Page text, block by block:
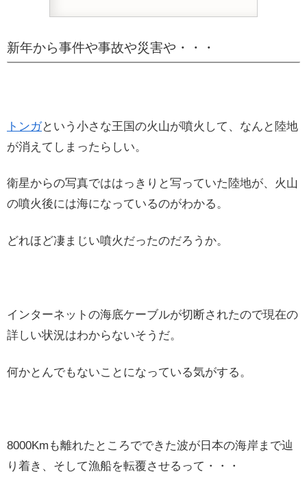
新年から事件や事故や災害や・・・
トンガという小さな王国の火山が噴火して、なんと陸地
が消えてしまったらしい。
衛星からの写真でははっきりと写っていた陸地が、火山
の噴火後には海になっているのがわかる。
どれほど凄まじい噴火だったのだろうか。
インターネットの海底ケーブルが切断されたので現在の
詳しい状況はわからないそうだ。
何かとんでもないことになっている気がする。
8000Kmも離れたところでできた波が日本の海岸まで辿
り着き、そして漁船を転覆させるって・・・